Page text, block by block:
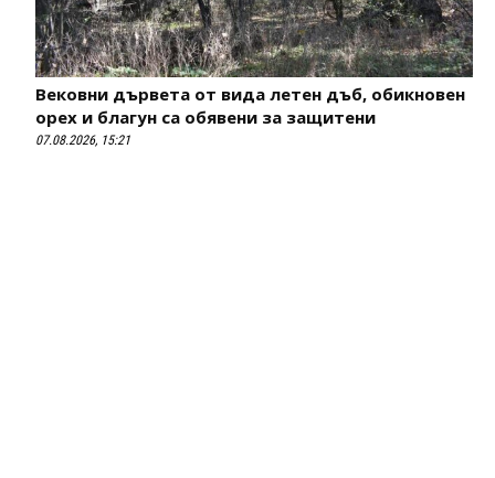
Вековни дървета от вида летен дъб, обикновен
орех и благун са обявени за защитени
07.08.2026, 15:21